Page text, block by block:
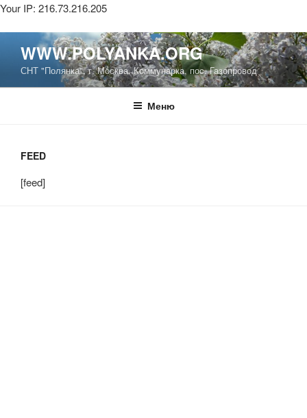
Your IP: 216.73.216.205
содержимому
WWW.POLYANKA.ORG
СНТ "Полянка", г. Москва, Коммунарка, пос. Газопровод
Меню
FEED
[feed]